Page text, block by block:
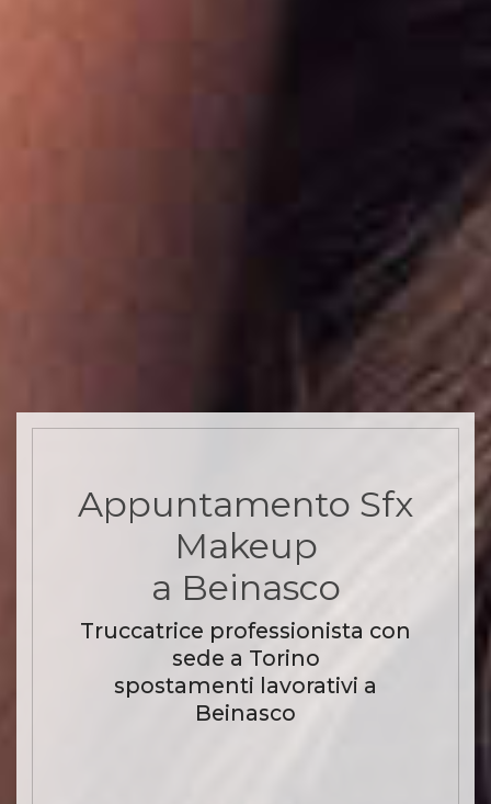
Appuntamento Sfx
Makeup
a Beinasco
Truccatrice professionista con
sede a Torino
spostamenti lavorativi a
Beinasco